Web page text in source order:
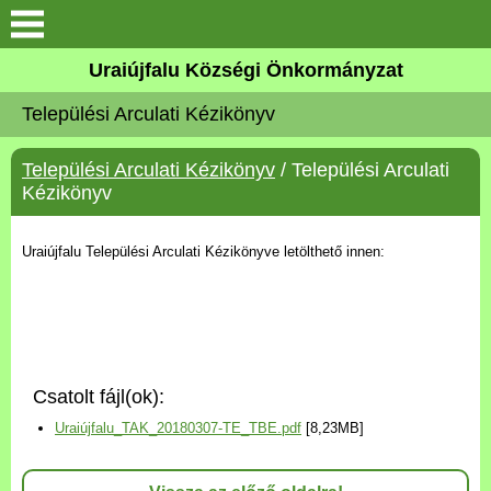
Köszöntő
Elérhetőségek
Uraiújfalu
Versenyképes Járások
Uraiújfalu Községi Önkormányzat
Települési Arculati Kézikönyv
Települési Arculati Kézikönyv / Települési Arculati
Kézikönyv
Uraiújfalu Települési Arculati Kézikönyve letölthető innen:
Csatolt fájl(ok):
Uraiújfalu_TAK_20180307-TE_TBE.pdf [8,23MB]